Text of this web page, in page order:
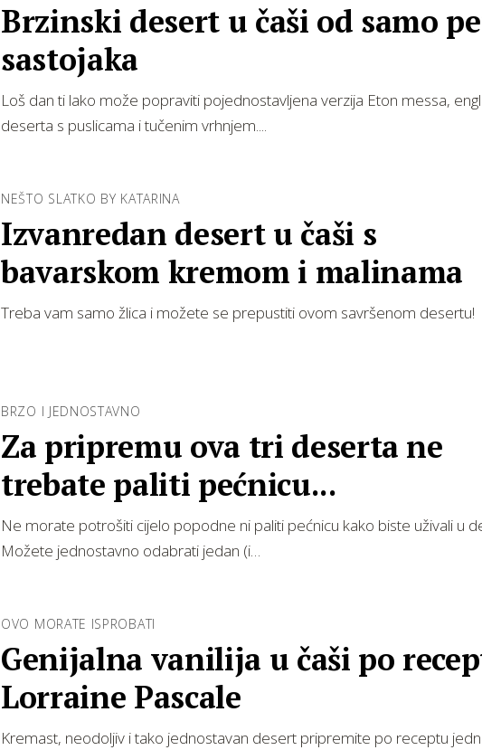
Brzinski desert u čaši od samo
sastojaka
Loš dan ti lako može popraviti pojednostavljena verzija Eton messa,
deserta s puslicama i tučenim vrhnjem....
NEŠTO SLATKO BY KATARINA
Izvanredan desert u čaši s
bavarskom kremom i malinama
Treba vam samo žlica i možete se prepustiti ovom savršenom desertu!
BRZO I JEDNOSTAVNO
Za pripremu ova tri deserta ne
trebate paliti pećnicu...
Ne morate potrošiti cijelo popodne ni paliti pećnicu kako biste uživali u
Možete jednostavno odabrati jedan (i…
OVO MORATE ISPROBATI
Genijalna vanilija u čaši po
Lorraine Pascale
Kremast, neodoljiv i tako jednostavan desert pripremite po receptu